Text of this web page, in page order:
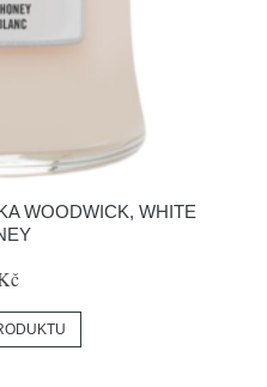
WOODWICK, WHITE